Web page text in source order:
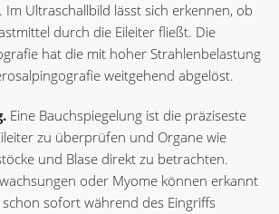
Ultraschallbild lässt sich erkennen, ob
durch die Eileiter fließt. Die
hat die mit hoher Strahlenbelastung
weitgehend abgelöst.
Eine Bauchspiegelung ist die präziseste
zu überprüfen und Organe wie
und Blase direkt zu betrachten.
oder Myome können erkannt
sofort während des Eingriffs